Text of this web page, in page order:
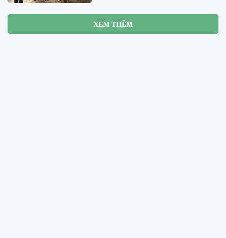
XEM THÊM